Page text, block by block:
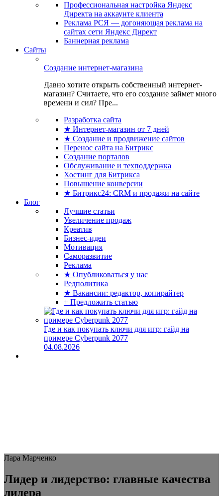
Профессиональная настройка Яндекс
Директа на аккаунте клиента
Реклама РСЯ — догоняющая реклама на
сайтах сети Яндекс Директ
Баннерная реклама
Сайты
Создание интернет-магазина
Давно хотите открыть собственный интернет-
магазин? Считаете, что его создание займет много
времени и сил? Пре...
Разработка сайта
★ Интернет-магазин от 7 дней
★ Создание и продвижение сайтов
Перенос сайта на Битрикс
Создание порталов
Обслуживание и техподдержка
Хостинг для Битрикса
Повышение конверсии
★ Битрикс24: CRM и продажи на сайте
Блог
Лучшие статьи
Увеличение продаж
Креатив
Бизнес-идеи
Мотивация
Саморазвитие
Реклама
★ Опубликоваться у нас
Редполитика
★ Вакансии: редактор, копирайтер
+ Предложить статью
Где и как покупать ключи для игр: гайд на
примере Cyberpunk 2077
04.08.2026
Лара Марченко
Лидер и лидерство: главные качества
лидера